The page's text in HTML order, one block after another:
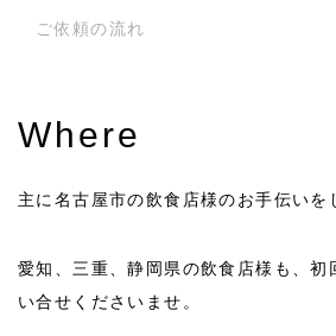
ご依頼の流れ
Where
主に名古屋市の飲食店様のお手伝いを
愛知、三重、静岡県の飲食店様も、初
い合せくださいませ。